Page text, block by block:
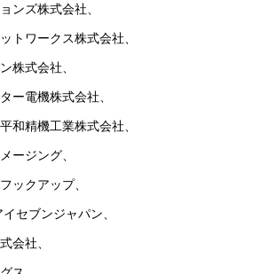
ンズ株式会社、
トワークス株式会社、
株式会社、
ー電機株式会社、
和精機工業株式会社、
ージング、
ックアップ、
セブンジャパン、
会社、